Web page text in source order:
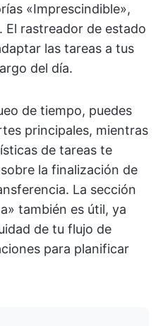
«Imprescindible»,
El rastreador de estado
las tareas a tus
del día.
de tiempo, puedes
principales, mientras
de tareas te
la finalización de
La sección
también es útil, ya
de tu flujo de
para planificar